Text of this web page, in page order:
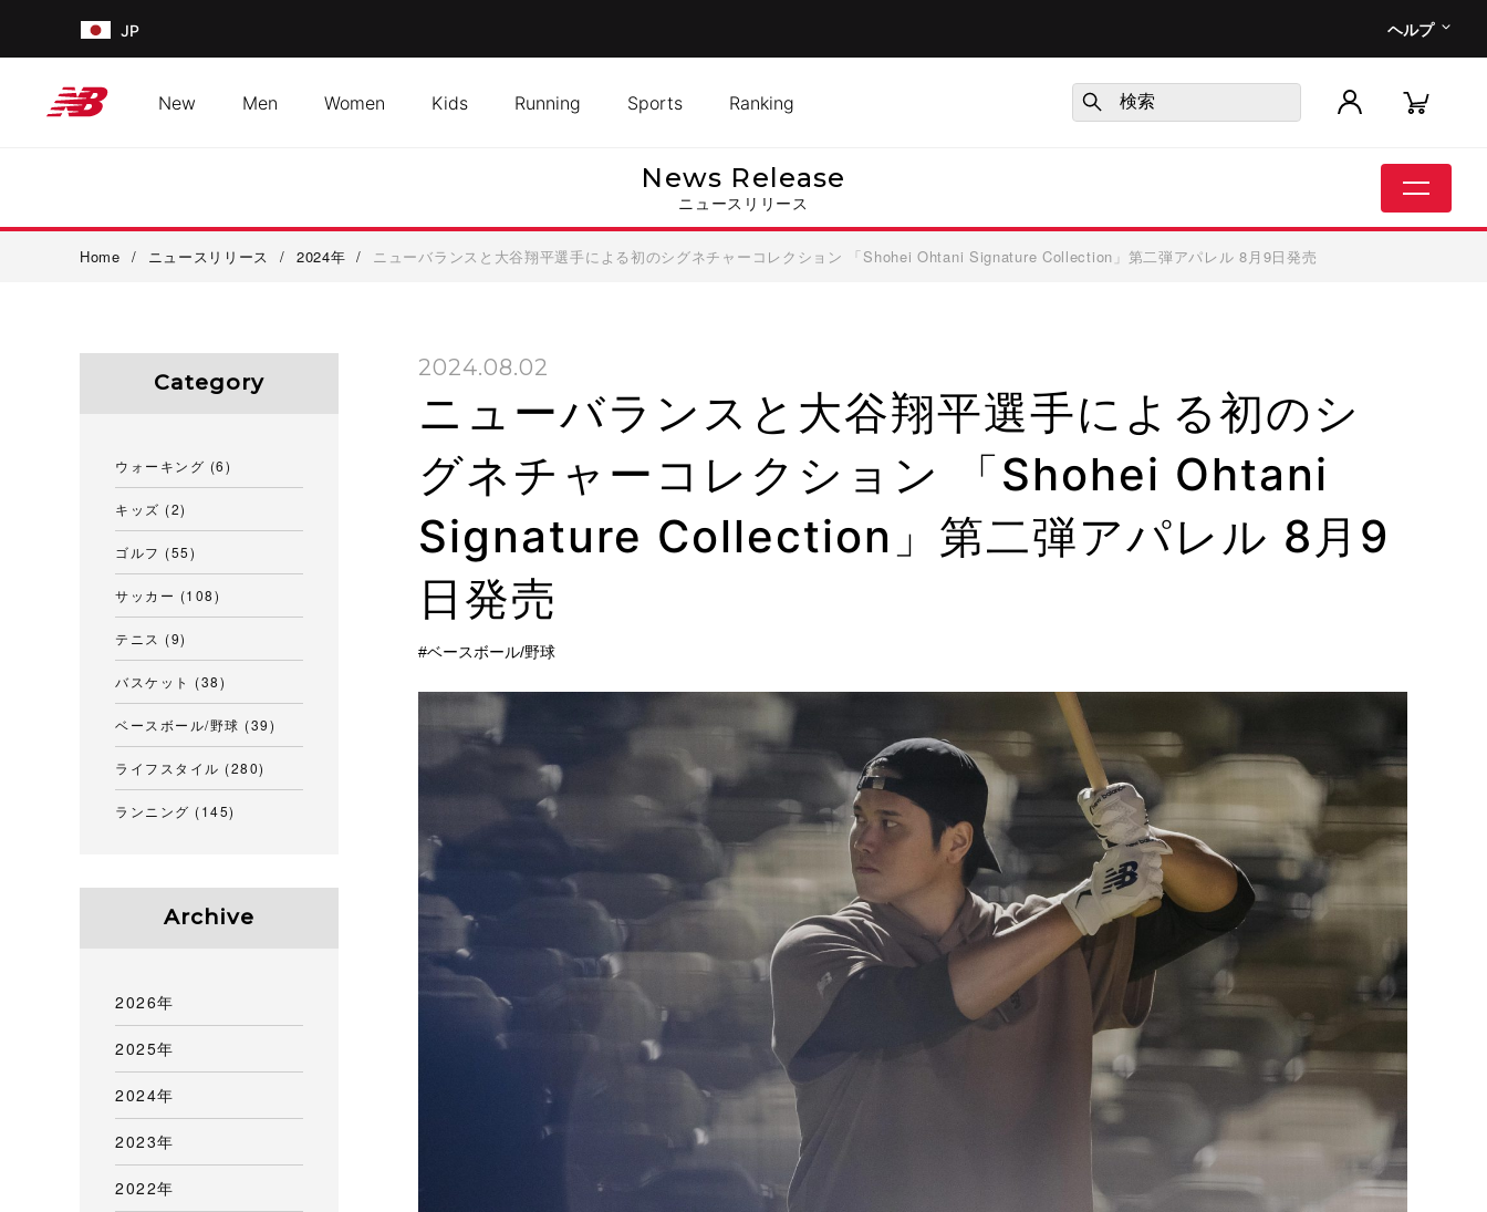
JP ヘルプ
New Men Women Kids Running Sports Ranking
News Release
ニュースリリース
Home / ニュースリリース / 2024年 / ニューバランスと大谷翔平選手による初のシグネチャーコレクション 「Shohei Ohtani Signature Collection」第二弾アパレル 8月9日発売
2024.08.02
ニューバランスと大谷翔平選手による初のシ
グネチャーコレクション 「Shohei Ohtani
Signature Collection」第二弾アパレル 8月9
日発売
ベースボール/野球
Category
ウォーキング (6)
キッズ (2)
ゴルフ (55)
サッカー (108)
テニス (9)
バスケット (38)
ベースボール/野球 (39)
ライフスタイル (280)
ランニング (145)
Archive
2026年
2025年
2024年
2023年
2022年